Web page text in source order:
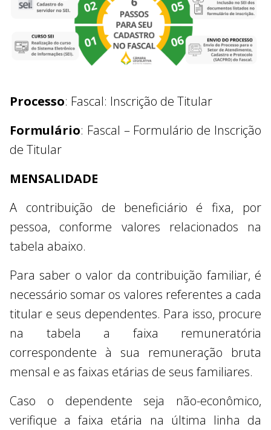
Processo: Fascal: Inscrição de Titular
Formulário: Fascal – Formulário de Inscrição
de Titular
MENSALIDADE
A contribuição de beneficiário é fixa, por
pessoa, conforme valores relacionados na
tabela abaixo.
Para saber o valor da contribuição familiar, é
necessário somar os valores referentes a cada
titular e seus dependentes. Para isso, procure
na tabela a faixa remuneratória
correspondente à sua remuneração bruta
mensal e as faixas etárias de seus familiares.
Caso o dependente seja não-econômico,
verifique a faixa etária na última linha da